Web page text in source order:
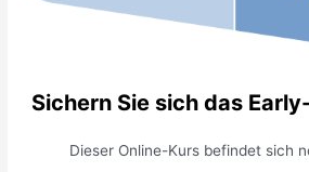
Sichern Sie sich das
Dieser Online-Kurs befindet sich